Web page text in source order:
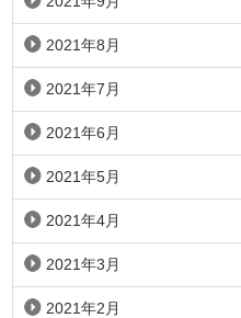
2021年8月
2021年7月
2021年6月
2021年5月
2021年4月
2021年3月
2021年2月